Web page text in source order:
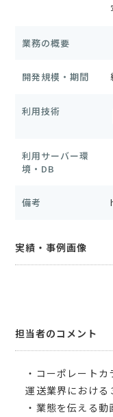
業務の概要
開発規模・期間
利用技術
利用サーバー環
境・DB
備考
実績・事例画像
担当者のコメント
・コーポレート
運送業界における
・業態を伝える